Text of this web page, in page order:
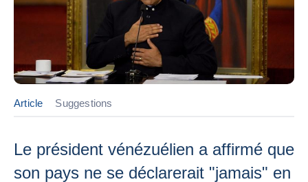
Article Suggestions
Le président vénézuélien a affirmé que
son pays ne se déclarerait "jamais" en